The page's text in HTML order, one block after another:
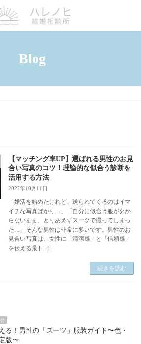
Blog
【マッチング率UP】選ばれる男性のお見
合い写真のコツ！理論的な似合う診断を
活用する方法
2025年10月11日
「婚活を始めたけれど、送られてくるのはイマ
イチな写真ばかり…」「自分に似合う服が分か
らないまま、とりあえずスーツで撮ってしまっ
た…」そんな男性は非常に多いです。男性のお
見合い写真は、女性に「清潔感」と「信頼感」
を伝える最 […]
続きを読む
る！男性の「スーツ」服装ガイド〜色・
版〜